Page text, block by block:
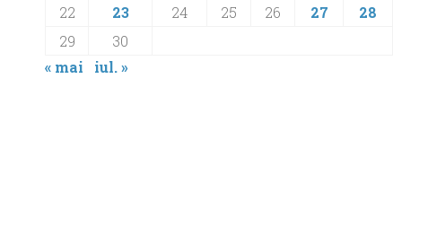
22
23 24 25 26 27
28
29
30
« mai
iul. »